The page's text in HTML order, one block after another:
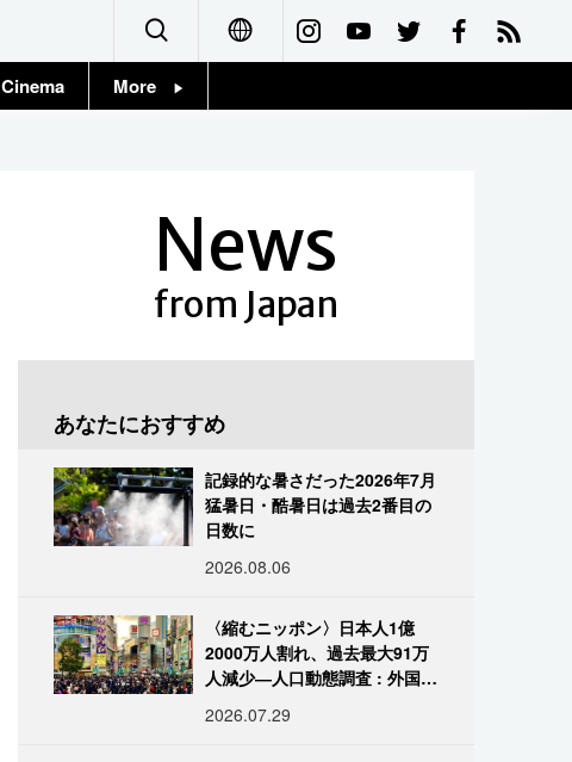
Français
Cinema More
News
from Japan
あなたにおすすめ
記録的な暑さだった2026年7月
猛暑日・酷暑日は過去2番目の
日数に
2026.08.06
〈縮むニッポン〉日本人1億
2000万人割れ、過去最大91万
人減少―人口動態調査 : 外国人
2026.07.29